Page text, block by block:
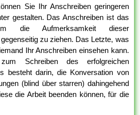
Sie Ihr Anschreiben geringeren
gestalten. Das Anschreiben ist das
die Aufmerksamkeit dieser
zu ziehen. Das Letzte, was
Ihr Anschreiben einsehen kann.
Schreiben des erfolgreichen
besteht darin, die Konversation von
(blind über starren) dahingehend
die Arbeit beenden können, für die